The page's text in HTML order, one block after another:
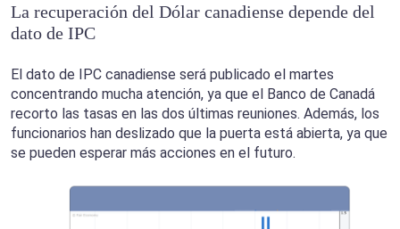
La recuperación del Dólar canadiense depende del
dato de IPC
El dato de IPC canadiense será publicado el martes
concentrando mucha atención, ya que el Banco de Canadá
recorto las tasas en las dos últimas reuniones. Además, los
funcionarios han deslizado que la puerta está abierta, ya que
se pueden esperar más acciones en el futuro.